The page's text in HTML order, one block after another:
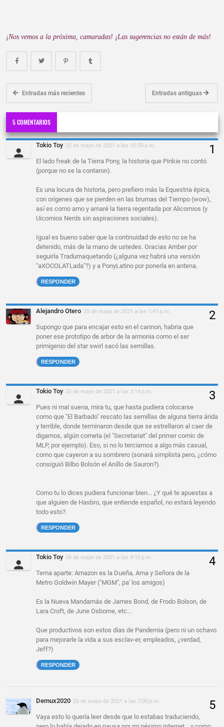
¡Nos vemos a la próxima, camaradas! ¡Las sugerencias no están de más!
Entradas más recientes Entradas antiguas
5 COMENTARIOS
Tokio Toy 25 de mayo de 2021 a las 10:55 a.m.
El lado freak de la Tierra Pony, la historia que Pinkie no contó
(porque no se la contaron).
Es una locura de historia, pero prefiero más la Equestria épica,
con orígenes que se pierden en las brumas del Tiempo (wow),
así es como amo y amaré la tierra regentada por Alicornios (y
Uicornios Nerds sin aspiraciones sociales).
Igual es bueno saber que la continuidad de esto no se ha
detenido, más de la mano de ustedes. Gracias Amber por
seguirla Tradumaquetando (¿alguna vez habrá una versión
"aXOCOLATLada"?) y a PonyLatino por ponerla en antena.
RESPONDER
Alejandro Otero 25 de mayo de 2021 a las 1:41 p.m.
Supongo que para encajar esto en el cannon, habria que
poner ese prototipo de arbor de la armonia como el ser
primigenio del star swirl sacó las semillas.
RESPONDER
Tokio Toy 25 de mayo de 2021 a las 3:14 p.m.
Pues ni mal suena, mira tu, que hasta pudiera colocarse
como que "El Barbado" rescato las semillas de alguna tierra árida
y terrible, donde terminaron desde que se estrellaron al caer de
digamos, algún cometa (el "Secretariat" del primer comic de
MLP, por ejemplo). Eso, si no lo terciamos a algo más casual,
como que cayeron a su sombrero (sonará simplista pero, ¿cómo
consiguió Bilbo Bolsón el Anillo de Sauron?).
Como tu lo dices pudiera funcionar bien... ¿Y qué te apuestas a
que alguien de Hasbro, que entiende español, no estará leyendo
todo esto?.
RESPONDER
Tokio Toy 26 de mayo de 2021 a las 4:13 p.m.
Tema aparte: Amazon es la Dueña, Ama y Señora de la
Metro Goldwin Mayer ("MGM", pa' los amigos)
Es la Nueva Mandamás de James Bond, de Frodo Bolson, de
Lara Croft, de June Osborne, etc...
Que productivos son estos días de Pandemia (pero ni un ochavo
para mejorarle la vida a sus esclav-er, empleados, ¿verdad,
Jeff?)
RESPONDER
Demux2020 26 de mayo de 2021 a las 7:00 p.m.
Vaya esto lo quería leer desde que lo estabas traduciendo,